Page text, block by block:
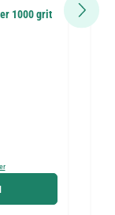
1000 grit